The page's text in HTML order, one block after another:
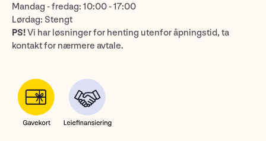
Mandag - fredag: 10:00 - 17:00
Lørdag: Stengt
PS!Vi har løsninger for henting utenfor åpningstid, ta
kontakt for nærmere avtale.